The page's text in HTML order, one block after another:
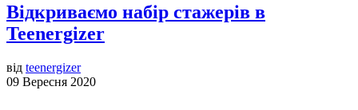
Відкриваємо набір стажерів в
Teenergizer
від teenergizer
09 Вересня 2020